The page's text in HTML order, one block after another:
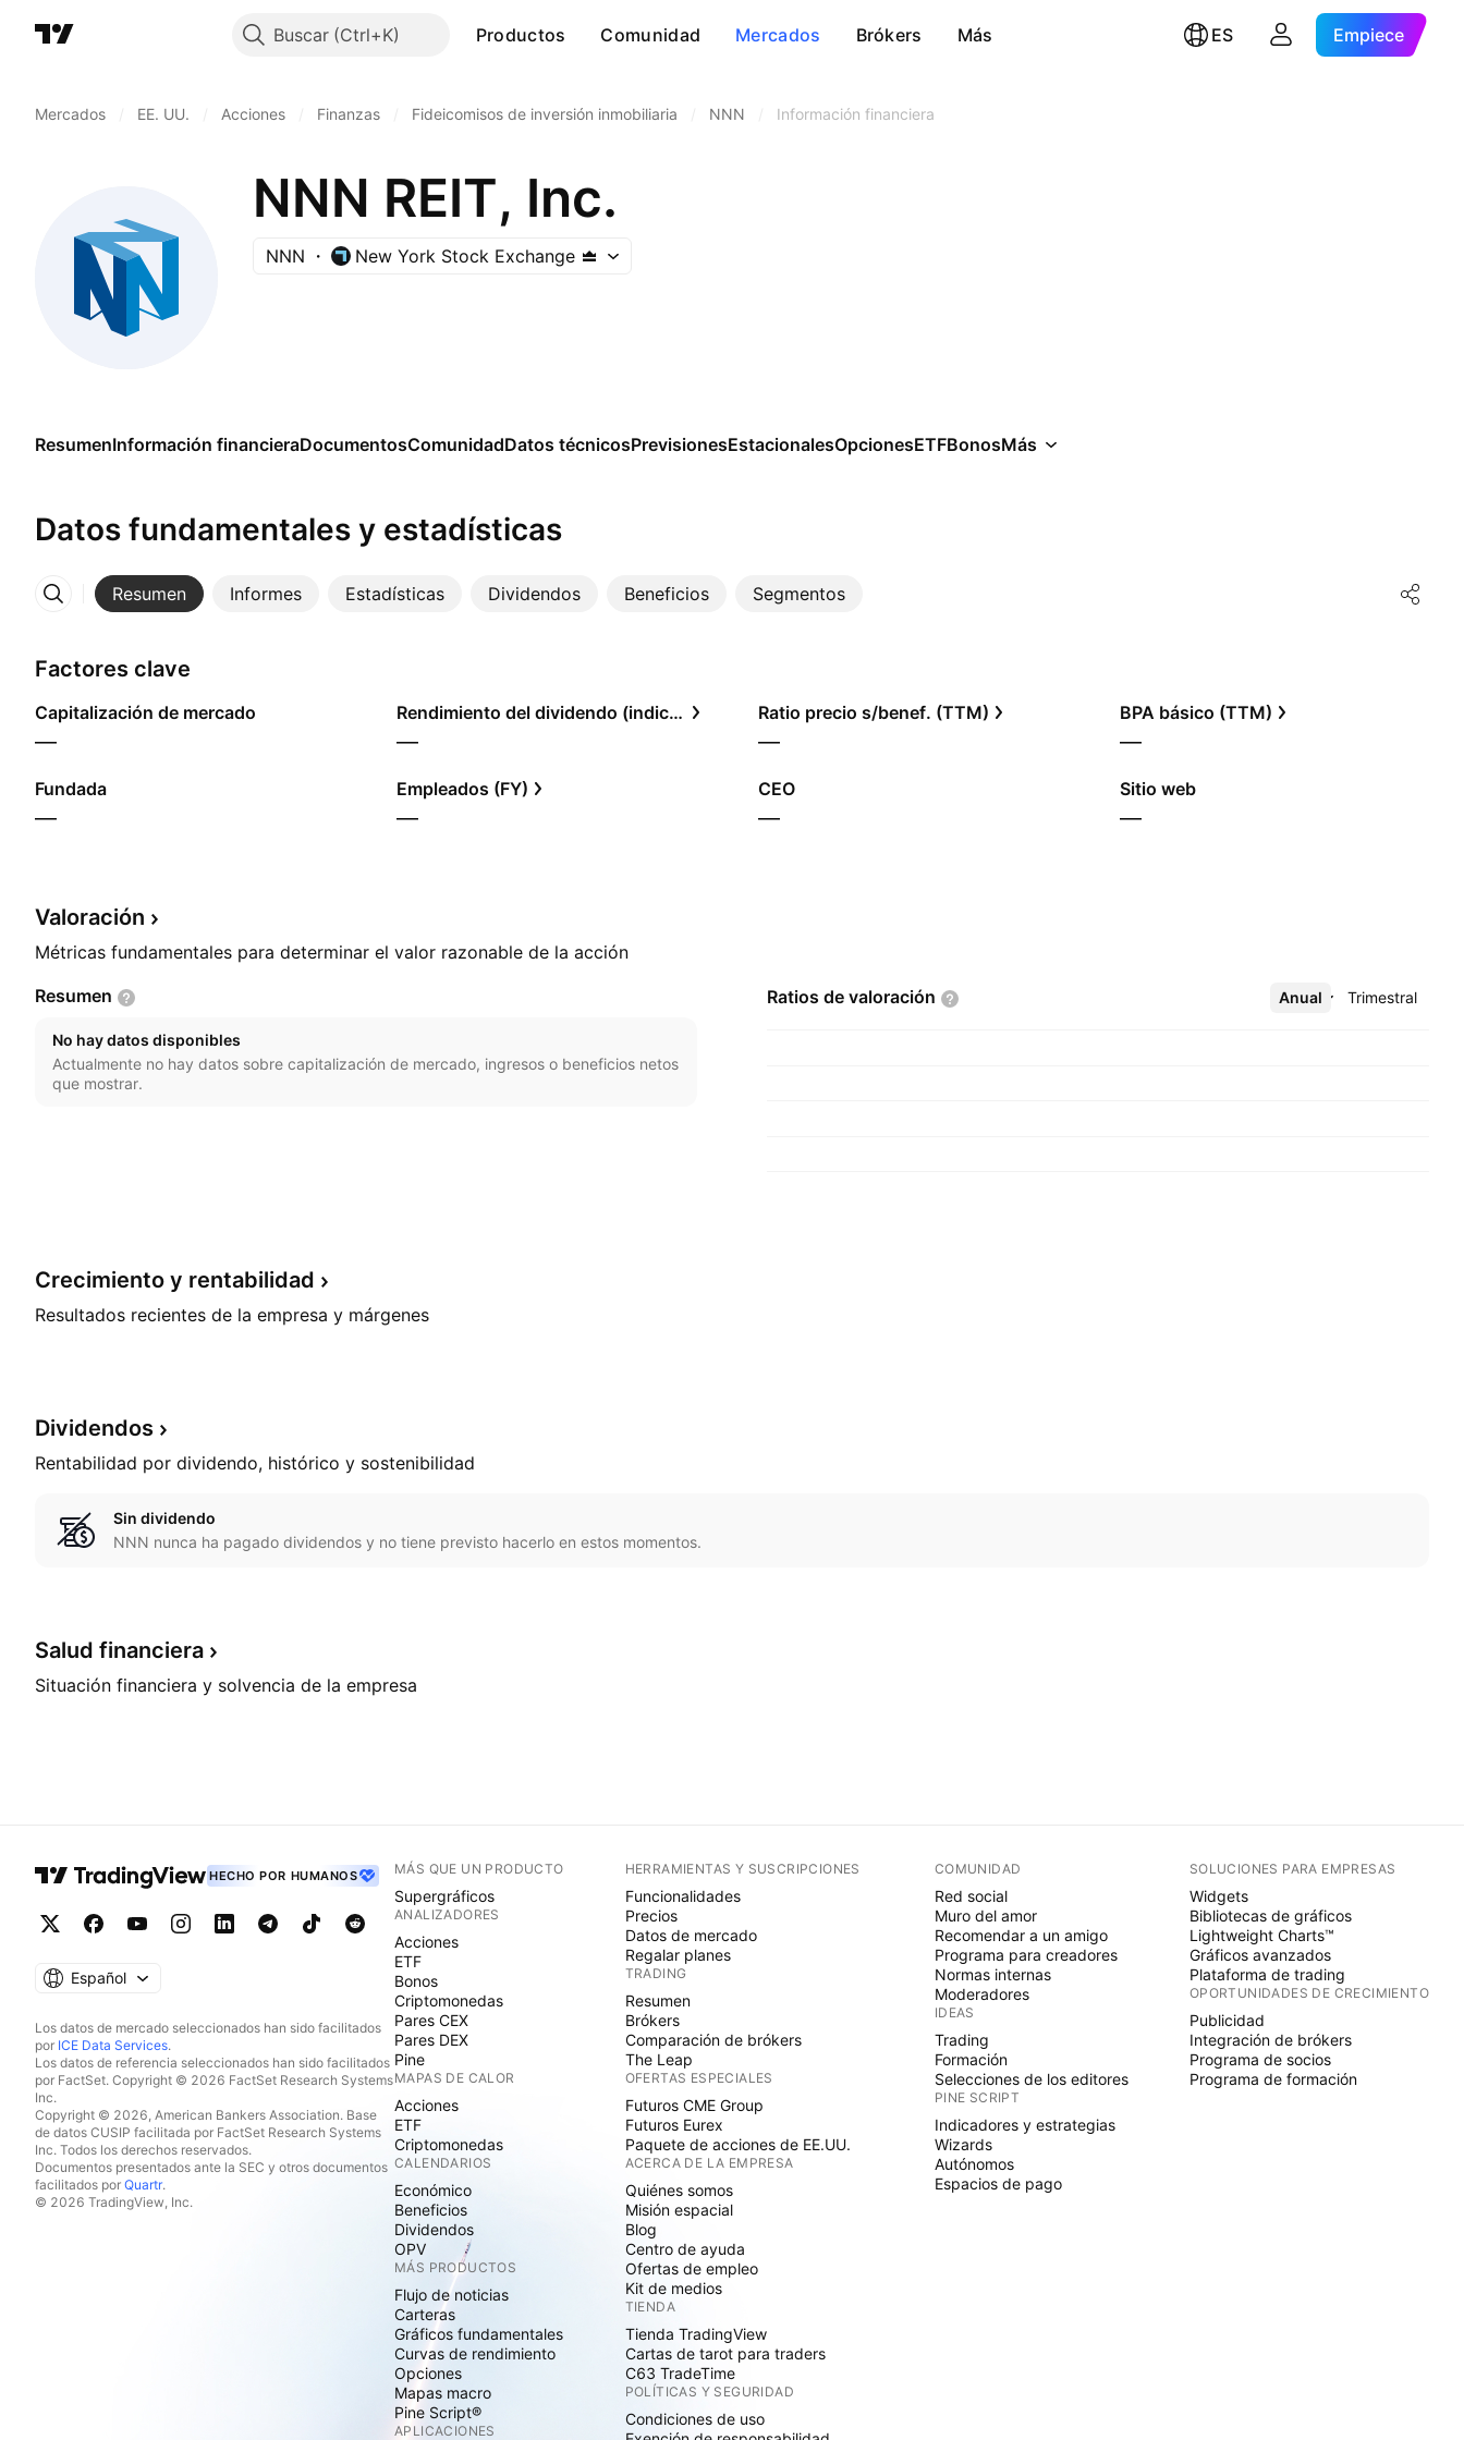
Buscar Productos Comunidad Mercados Brókers Más ES Empiece
Mercados EE. UU. Acciones Finanzas Fideicomisos de inversión inmobiliaria NNN Información financiera
NNN REIT, Inc.
NNN New York Stock Exchange
ResumenInformación financieraDocumentosComunidadDatos técnicosPrevisionesEstacionalesOpcionesETFBonosMás
Datos fundamentales y estadísticas
Resumen Informes Estadísticas Dividendos Beneficios Segmentos
Más
Factores clave
Capitalización de mercado
—
Rendimiento del dividendo (indicado)
—
Ratio precio s/benef. (TTM)
—
BPA básico (TTM)
—
Fundada
—
Empleados (FY)
—
CEO
—
Sitio web
—
Valoración
Métricas fundamentales para determinar el valor razonable de la acción
Resumen
No hay datos disponibles
Actualmente no hay datos sobre capitalización de mercado, ingresos o beneficios netos
que mostrar.
Ratios de valoración Anual Trimestral
Más
Crecimiento y rentabilidad
Resultados recientes de la empresa y márgenes
Dividendos
Rentabilidad por dividendo, histórico y sostenibilidad
Sin dividendo
NNN nunca ha pagado dividendos y no tiene previsto hacerlo en estos momentos.
Salud financiera
Situación financiera y solvencia de la empresa
HECHO POR HUMANOS
Español
Los datos de mercado seleccionados han sido facilitados
por ICE Data Services.
Los datos de referencia seleccionados han sido facilitados
por FactSet. Copyright © 2026 FactSet Research Systems
Inc.
Copyright © 2026, American Bankers Association. Base
de datos CUSIP facilitada por FactSet Research Systems
Inc. Todos los derechos reservados.
Documentos presentados ante la SEC y otros documentos
facilitados por Quartr.
© 2026 TradingView, Inc.
MÁS QUE UN PRODUCTO
Supergráficos
ANALIZADORES
Acciones
ETF
Bonos
Criptomonedas
Pares CEX
Pares DEX
Pine
MAPAS DE CALOR
Acciones
ETF
Criptomonedas
CALENDARIOS
Económico
Beneficios
Dividendos
OPV
MÁS PRODUCTOS
Flujo de noticias
Carteras
Gráficos fundamentales
Curvas de rendimiento
Opciones
Mapas macro
Pine Script®
APLICACIONES
HERRAMIENTAS Y SUSCRIPCIONES
Funcionalidades
Precios
Datos de mercado
Regalar planes
TRADING
Resumen
Brókers
Comparación de brókers
The Leap
OFERTAS ESPECIALES
Futuros CME Group
Futuros Eurex
Paquete de acciones de EE.UU.
ACERCA DE LA EMPRESA
Quiénes somos
Misión espacial
Blog
Centro de ayuda
Ofertas de empleo
Kit de medios
TIENDA
Tienda TradingView
Cartas de tarot para traders
C63 TradeTime
POLÍTICAS Y SEGURIDAD
Condiciones de uso
COMUNIDAD
Red social
Muro del amor
Recomendar a un amigo
Programa para creadores
Normas internas
Moderadores
IDEAS
Trading
Formación
Selecciones de los editores
PINE SCRIPT
Indicadores y estrategias
Wizards
Autónomos
Espacios de pago
SOLUCIONES PARA EMPRESAS
Widgets
Bibliotecas de gráficos
Lightweight Charts™
Gráficos avanzados
Plataforma de trading
OPORTUNIDADES DE CRECIMIENTO
Publicidad
Integración de brókers
Programa de socios
Programa de formación